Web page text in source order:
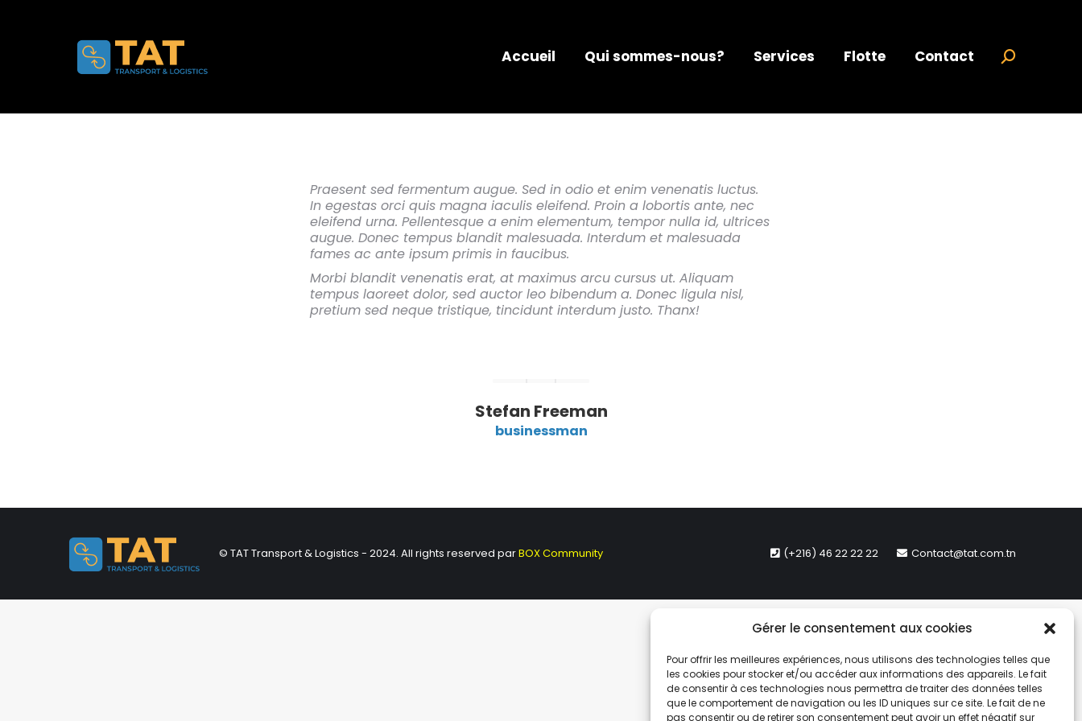
Gérer le consentement aux cookies
Pour offrir les meilleures expériences, nous utilisons des technologies telles que
les cookies pour stocker et/ou accéder aux informations des appareils. Le fait
de consentir à ces technologies nous permettra de traiter des données telles
que le comportement de navigation ou les ID uniques sur ce site. Le fait de ne
pas consentir ou de retirer son consentement peut avoir un effet négatif sur
Accueil Qui sommes-nous? Services Flotte Contact Search:
Praesent sed fermentum augue. Sed in odio et enim venenatis luctus.
In egestas orci quis magna iaculis eleifend. Proin a lobortis ante, nec
eleifend urna. Pellentesque a enim elementum, tempor nulla id, ultrices
augue. Donec tempus blandit malesuada. Interdum et malesuada
fames ac ante ipsum primis in faucibus.
Morbi blandit venenatis erat, at maximus arcu cursus ut. Aliquam
tempus laoreet dolor, sed auctor leo bibendum a. Donec ligula nisl,
pretium sed neque tristique, tincidunt interdum justo. Thanx!
Stefan Freeman
businessman
© TAT Transport & Logistics - 2024. All rights reserved parBOX Community (+216) 46 22 22 22 Contact@tat.com.tn